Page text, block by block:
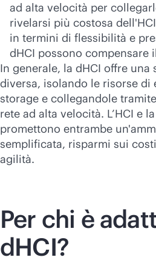
ad alta velocità per
rivelarsi più costosa
in termini di flessibilità e
dHCI possono compensare
In generale, la dHCI offre una
diversa, isolando le risorse di
storage e collegandole
rete ad alta velocità. L’HCI e
promettono entrambe
semplificata, risparmi sui
agilità.
Per chi è
dHCI?